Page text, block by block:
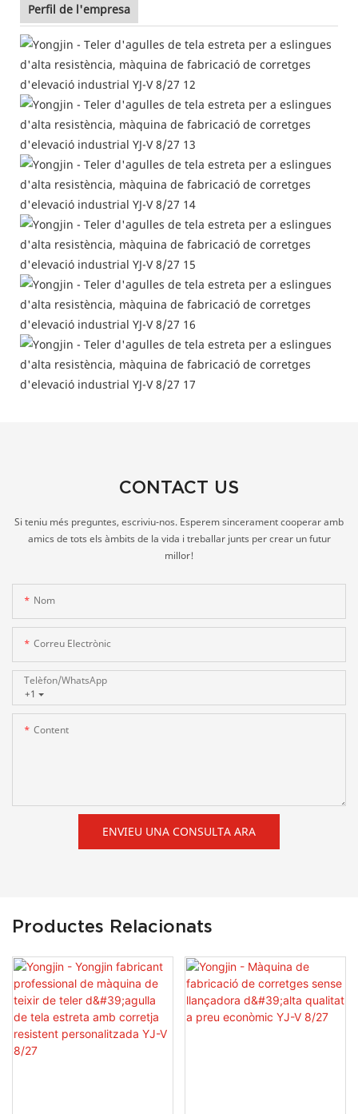
Perfil de l'empresa
CONTACT US
Si teniu més preguntes, escriviu-nos. Esperem sincerament cooperar amb
amics de tots els àmbits de la vida i treballar junts per crear un futur
millor!
Nom
Correu Electrònic
+1
Telèfon/WhatsApp
Content
ENVIEU UNA CONSULTA ARA
Productes Relacionats